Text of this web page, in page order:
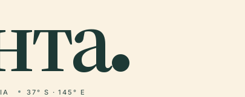
37° S · 145° E